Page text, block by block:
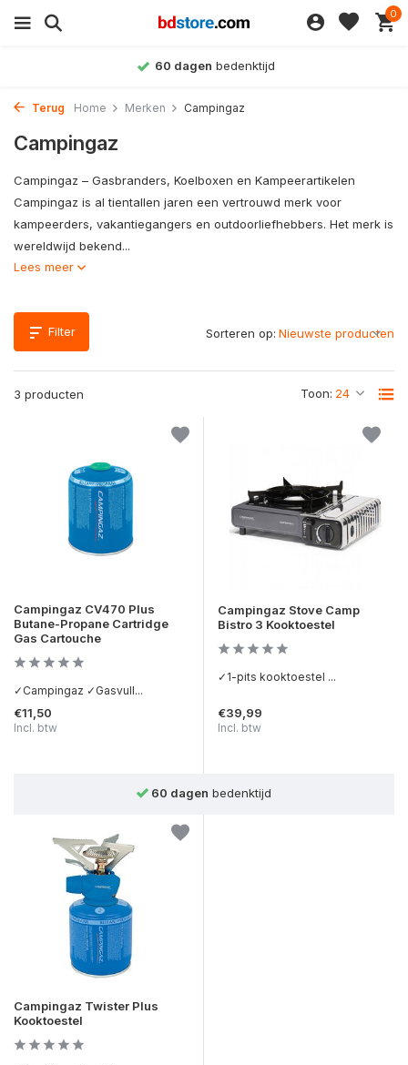
0
60 dagen bedenktijd
Terug Home Merken Campingaz
Campingaz
Campingaz – Gasbranders, Koelboxen en Kampeerartikelen
Campingaz is al tientallen jaren een vertrouwd merk voor
kampeerders, vakantiegangers en outdoorliefhebbers. Het merk is
wereldwijd bekend...
Lees meer
Filter
3 producten Toon:
Sorteren op:
Campingaz CV470 Plus
Butane-Propane Cartridge
Gas Cartouche
✓Campingaz ✓Gasvull...
€11,50
Incl. btw
Campingaz Stove Camp
Bistro 3 Kooktoestel
✓1-pits kooktoestel ...
€39,99
Incl. btw
60 dagen bedenktijd
Campingaz Twister Plus
Kooktoestel